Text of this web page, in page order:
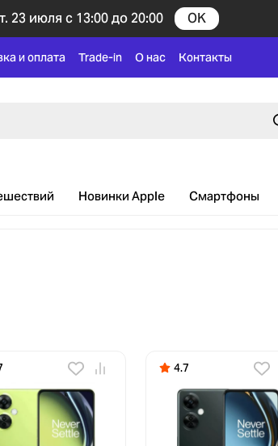
23 июля с 13:00 до 20:00 OK
и оплата Trade-in О нас Контакты
Новинки Apple Смартфоны
4.7